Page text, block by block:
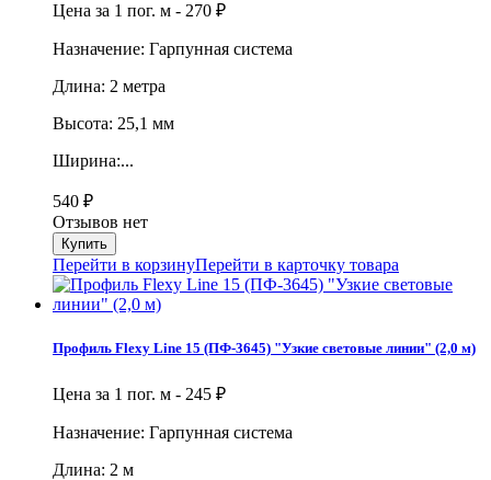
Цена за 1 пог. м - 270 ₽
Назначение: Гарпунная система
Длина: 2 метра
Высота: 25,1 мм
Ширина:...
540 ₽
Отзывов нет
Перейти в корзинуПерейти в карточку товара
Профиль Flexy Line 15 (ПФ-3645) "Узкие световые линии" (2,0 м)
Цена за 1 пог. м - 245 ₽
Назначение: Гарпунная система
Длина: 2 м